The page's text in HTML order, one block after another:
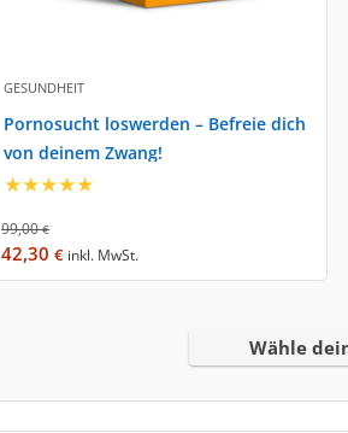
GESUNDHEIT
Pornosucht loswerden – Befreie dich
von deinem Zwang!
★★★★★
99,00€
42,30€ inkl. MwSt.
Wähle